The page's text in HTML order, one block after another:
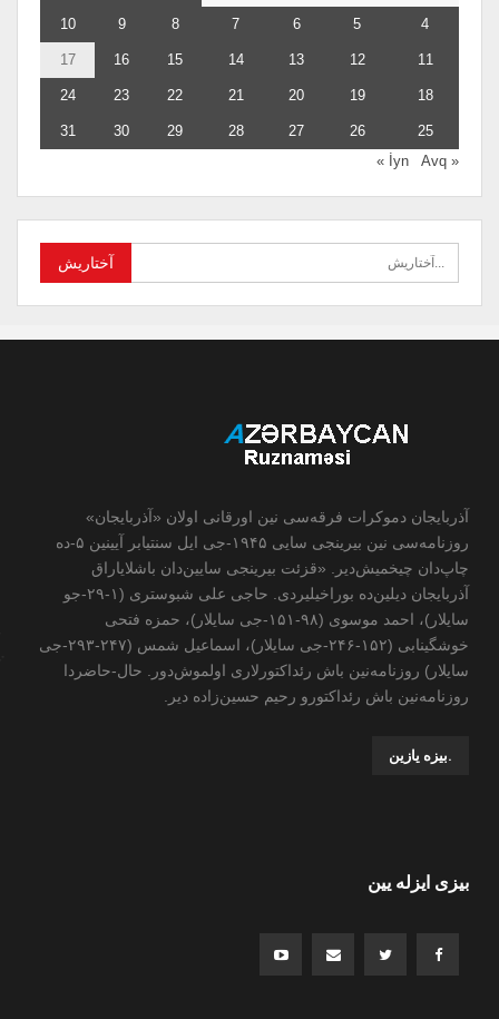
10
11
12
13
14
15
16
17
18
19
20
21
22
23
24
25
26
27
28
29
30
31
« İyn
Avq »
آذربایجان دموکرات فرقه‌سی نین اورقانی اولان «آذربایجان»
روزنامه‌سی نین بیرینجی سایی ۱۹۴۵-جی ایل سنتیابر آیینین ۵-ده
چاپ‌دان چیخمیش‌دیر. «قزئت بیرینجی سایین‌دان باشلایاراق
آذربایجان دیلین‌ده بوراخیلیردی. حاجی علی شبوستری (۱-۲۹-جو
سایلار)، احمد موسوی (۹۸-۱۵۱-جی سایلار)، حمزه فتحی
خوشگینابی (۱۵۲-۲۴۶-جی سایلار)، اسماعیل شمس (۲۴۷-۲۹۳-جی
سایلار) روزنامه‌نین باش رئداکتورلاری اولموش‌دور. حال-حاضردا
روزنامه‌نین باش رئداکتورو رحیم حسین‌زاده ‌دیر.
.بیزه یازین
بیزی ایزله یین